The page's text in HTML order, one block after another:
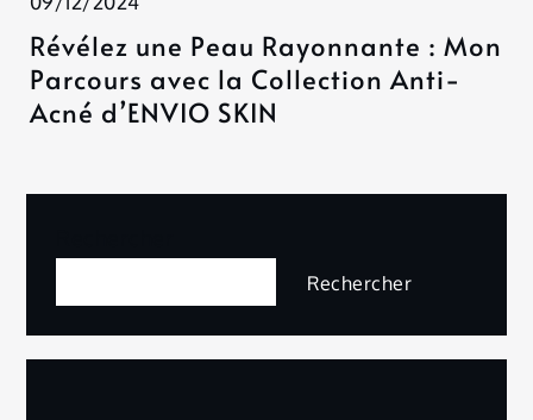
Révélez une Peau Rayonnante : Mon
Parcours avec la Collection Anti-
Acné d’ENVIO SKIN
Rechercher